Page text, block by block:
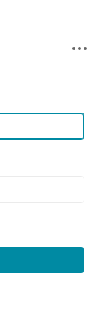
Aktionen